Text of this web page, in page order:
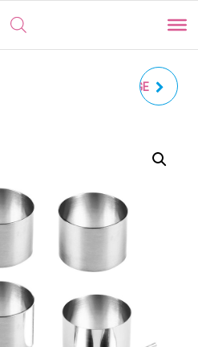
WINTER-DOGGE | DOGGE